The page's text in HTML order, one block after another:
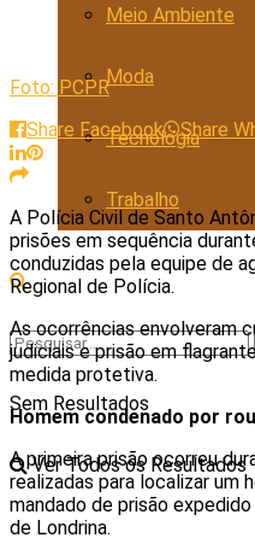
Meio Ambiente
Moda
Tecnologia
Trabalho
Sem Resultados
Ver Todos os Resultados
Foto: PCPR
Share Facebook
Share
A Polícia Civil de Santo
prisões em sequência
conduzidas pela equipe de
Regional de Polícia.
As ocorrências envolveram
judiciais e prisão em
medida protetiva.
Homem condenado por
A primeira prisão ocorreu
realizadas para localizar um
mandado de prisão
de Londrina.